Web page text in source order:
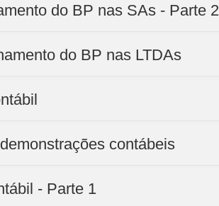
do BP nas SAs - Parte 2
do BP nas LTDAs
contábeis
- Parte 1